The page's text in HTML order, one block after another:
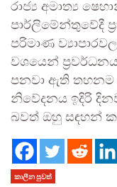
රාජ්‍ය අමාත්‍ය
පාර්ලිමේන්තුවේදී
පරිමාණ
වශයෙන්
පනවා ඇති තහනම
නිවේදනය ඉදිරි
බවත් ඔහු සඳහන්
කාලීන පුවත්